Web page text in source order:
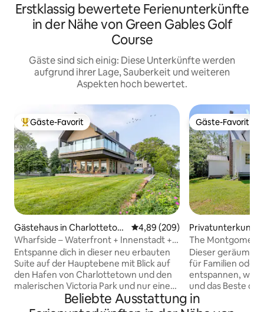
Erstklassig bewertete Ferienunterkünfte
in der Nähe von Green Gables Golf
Course
Gäste sind sich einig: Diese Unterkünfte werden
aufgrund ihrer Lage, Sauberkeit und weiteren
Aspekten hoch bewertet.
Beliebter Gäste-Favorit.
Gäste-Favorit
Gästehaus in Charlottetow
n
Durchschnittliche Bewertung:
4,89 (209)
Wharfside – Waterfront + Innenstadt +
Victoria Park
Entspanne dich in dieser neu erbauten
Suite auf der Hauptebene mit Blick auf
den Hafen von Charlottetown und den
malerischen Victoria Park und nur einen
kurzen Spaziergang von den
Geschäften und Restaurants in der
Gäste-Favorit
Gäste-Favorit
Privatunterkunft
h
The Montgomery
Dieser
für Familien oder
entspannen,
und das Beste
möchten. Mit
Küche, einem
Beliebte Ausstattung in